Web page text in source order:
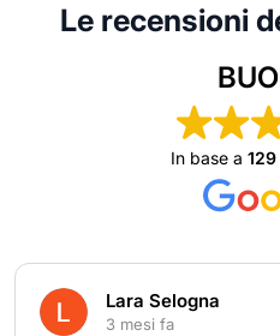
Le recensioni
In base a
Lara Selogna
3 mesi fa